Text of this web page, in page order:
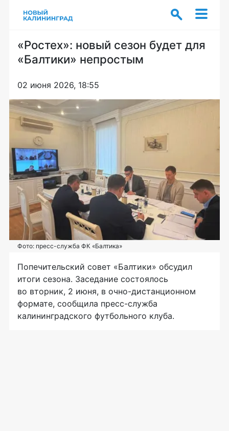
«Ростех»: новый сезон будет для
«Балтики» непростым
02 июня 2026, 18:55
Фото: пресс-служба ФК «Балтика»
Попечительский совет «Балтики» обсудил
итоги сезона. Заседание состоялось
во вторник, 2 июня, в очно-дистанционном
формате, сообщила пресс-служба
калининградского футбольного клуба.